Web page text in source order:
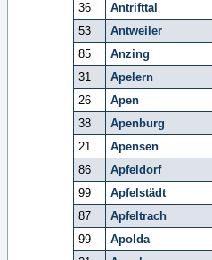
36
Antrifttal
53
Antweiler
85
Anzing
31
Apelern
26
Apen
38
Apenburg
21
Apensen
86
Apfeldorf
99
Apfelstädt
87
Apfeltrach
99
Apolda